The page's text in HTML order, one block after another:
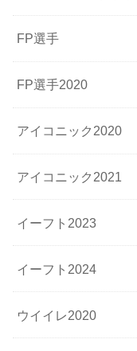
FP選手
FP選手2020
アイコニック2020
アイコニック2021
イーフト2023
イーフト2024
ウイイレ2020